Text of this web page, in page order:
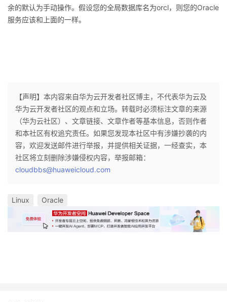
余的默认为手动操作。假设您的全局数据库名为orcl，则您的Oracle
服务应该和上面的一样。
【声明】本内容来自华为云开发者社区博主，不代表华为云及
华为云开发者社区的观点和立场。转载时必须标注文章的来源
（华为云社区）、文章链接、文章作者等基本信息，否则作者
和本社区有权追究责任。如果您发现本社区中有涉嫌抄袭的内
容，欢迎发送邮件进行举报，并提供相关证据，一经查实，本
社区将立刻删除涉嫌侵权内容，举报邮箱：
cloudbbs@huaweicloud.com
Linux Oracle